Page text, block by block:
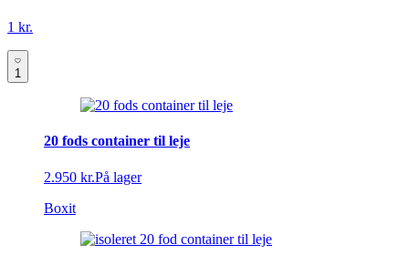
1 kr.
1
20 fods container til leje
2.950 kr.På lager
Boxit